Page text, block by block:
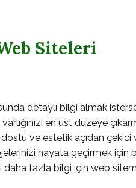
Siteleri
detaylı bilgi almak
en üst düzeye
ve estetik açıdan
hayata geçirmek için
daha fazla bilgi için web